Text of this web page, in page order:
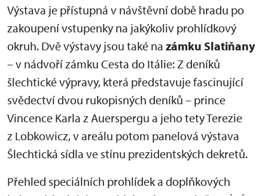
Výstava je přístupná v návštěvní době hradu po
zakoupení vstupenky na jakýkoliv prohlídkový
okruh. Dvě výstavy jsou také na zámku Slatiňany
– v nádvoří zámku Cesta do Itálie: Z deníků
šlechtické výpravy, která představuje fascinující
svědectví dvou rukopisných deníků – prince
Vincence Karla z Auerspergu a jeho tety Terezie
z Lobkowicz, v areálu potom panelová výstava
Šlechtická sídla ve stínu prezidentských dekretů.
Přehled speciálních prohlídek a doplňkových